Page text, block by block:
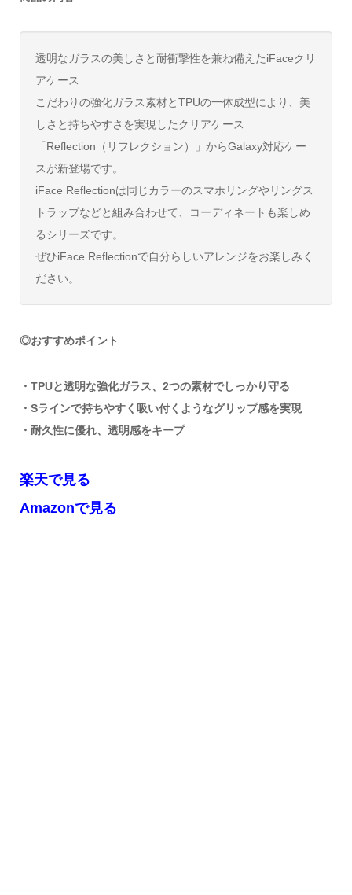
透明なガラスの美しさと耐衝撃性を兼ね備えたiFaceクリ
アケース
こだわりの強化ガラス素材とTPUの一体成型により、美
しさと持ちやすさを実現したクリアケース
「Reflection（リフレクション）」からGalaxy対応ケー
スが新登場です。
iFace Reflectionは同じカラーのスマホリングやリングス
トラップなどと組み合わせて、コーディネートも楽しめ
るシリーズです。
ぜひiFace Reflectionで自分らしいアレンジをお楽しみく
ださい。
◎おすすめポイント
・TPUと透明な強化ガラス、2つの素材でしっかり守る
・Sラインで持ちやすく吸い付くようなグリップ感を実現
・耐久性に優れ、透明感をキープ
楽天で見る
Amazonで見る